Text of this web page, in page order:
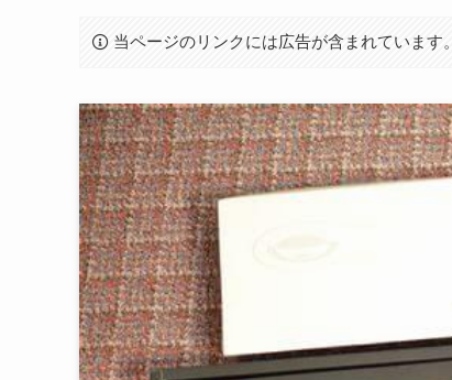
当ページのリンクには広告が含まれています。